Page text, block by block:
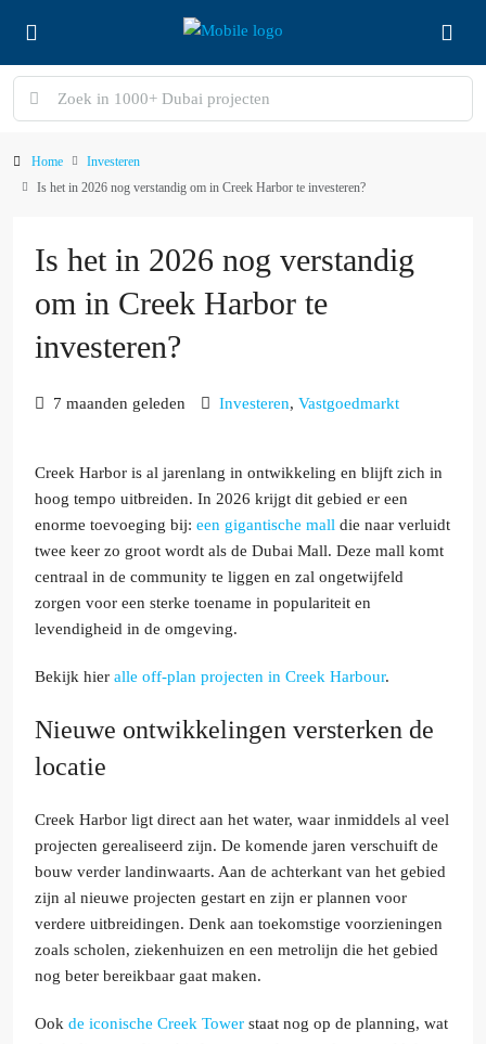
Home
Investeren
Is het in 2026 nog verstandig om in Creek Harbor te investeren?
Is het in 2026 nog verstandig
om in Creek Harbor te
investeren?
7 maanden geleden Investeren, Vastgoedmarkt
Creek Harbor is al jarenlang in ontwikkeling en blijft zich in
hoog tempo uitbreiden. In 2026 krijgt dit gebied er een
enorme toevoeging bij: een gigantische mall die naar verluidt
twee keer zo groot wordt als de Dubai Mall. Deze mall komt
centraal in de community te liggen en zal ongetwijfeld
zorgen voor een sterke toename in populariteit en
levendigheid in de omgeving.
Bekijk hier alle off-plan projecten in Creek Harbour.
Nieuwe ontwikkelingen versterken de
locatie
Creek Harbor ligt direct aan het water, waar inmiddels al veel
projecten gerealiseerd zijn. De komende jaren verschuift de
bouw verder landinwaarts. Aan de achterkant van het gebied
zijn al nieuwe projecten gestart en zijn er plannen voor
verdere uitbreidingen. Denk aan toekomstige voorzieningen
zoals scholen, ziekenhuizen en een metrolijn die het gebied
nog beter bereikbaar gaat maken.
Ook de iconische Creek Tower staat nog op de planning, wat